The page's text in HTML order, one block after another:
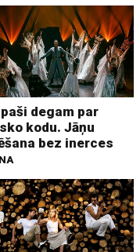
degam par
kodu. Jāņu
bez inerces